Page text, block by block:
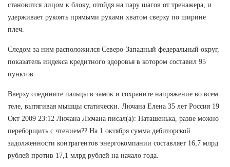
становится лицом к блоку, отойдя на пару шагов от тренажера, и
удерживает рукоять прямыми руками хватом сверху по ширине
плеч.
Следом за ним расположился Северо-Западный федеральный округ,
показатель индекса кредитного здоровья в котором составил 95
пунктов.
Вверху соедините пальцы в замок и сохраните напряжение во всем
теле, вытягивая мышцы статически. Лючана Елена 35 лет Россия 19
Окт 2009 23:12 Лючана Лючана писал(а): Наташенька, разве можно
переборщить с чтением?? На 1 октября сумма дебиторской
задолженности контрагентов энергокомпании составляет 16,7 млрд
рублей против 17,1 млрд рублей на начало года.